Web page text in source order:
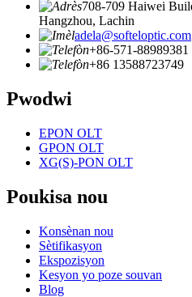
708-709 Haiwei
Hangzhou, Lachin
adela@softeloptic.com
+86-571-88989381
+86 13588723749
Pwodwi
EPON OLT
GPON OLT
XG(S)-PON OLT
Poukisa nou
Konsènan nou
Sètifikasyon
Ekspozisyon
Kesyon yo poze souvan
Blog